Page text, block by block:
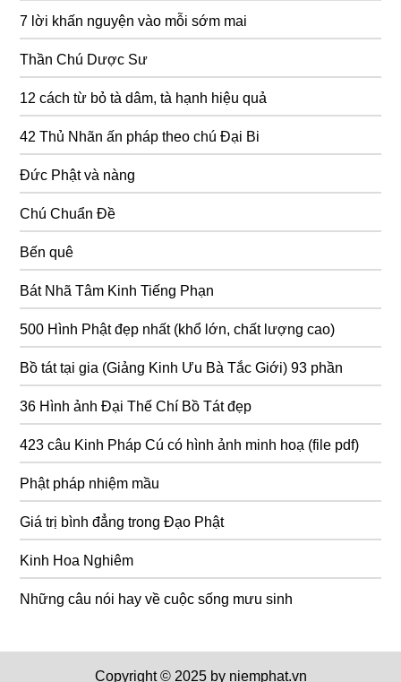
7 lời khấn nguyện vào mỗi sớm mai
Thần Chú Dược Sư
12 cách từ bỏ tà dâm, tà hạnh hiệu quả
42 Thủ Nhãn ấn pháp theo chú Đại Bi
Đức Phật và nàng
Chú Chuẩn Đề
Bến quê
Bát Nhã Tâm Kinh Tiếng Phạn
500 Hình Phật đẹp nhất (khổ lớn, chất lượng cao)
Bồ tát tại gia (Giảng Kinh Ưu Bà Tắc Giới) 93 phần
36 Hình ảnh Đại Thế Chí Bồ Tát đẹp
423 câu Kinh Pháp Cú có hình ảnh minh hoạ (file pdf)
Phật pháp nhiệm mầu
Giá trị bình đẳng trong Đạo Phật
Kinh Hoa Nghiêm
Những câu nói hay về cuộc sống mưu sinh
Copyright © 2025 by niemphat.vn